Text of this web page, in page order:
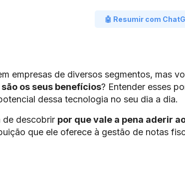
🤖 Resumir com
empresas de diversos segmentos, mas
os seus benefícios? Entender esses
dessa tecnologia no seu dia a dia.
de descobrir por que vale a pena aderir
que ele oferece à gestão de notas